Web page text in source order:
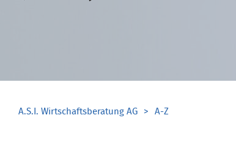
A.S.I. Wirtschaftsberatung AG A-Z